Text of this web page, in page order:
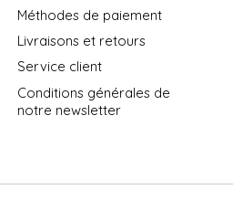
Méthodes de paiement
Livraisons et retours
Service client
Conditions générales de
notre newsletter